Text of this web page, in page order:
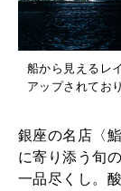
船から見えるレ
アップされてお
銀座の名店〈
に寄り添う旬
一品尽くし。